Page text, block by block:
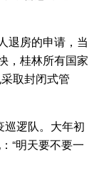
房的申请，当
，桂林所有国家
取封闭式管
逻队。大年初
“明天要不要一